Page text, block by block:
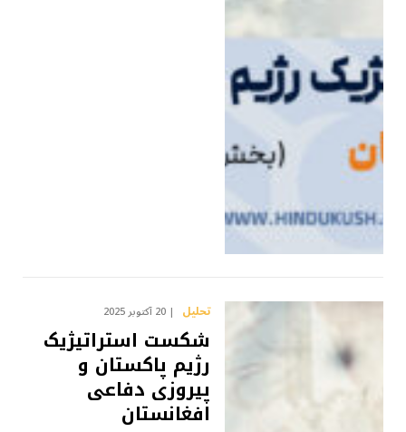
تحلیل 20 آکتوبر 2025
شکست استراتیژیک
رژیم پاکستان و
پیروزی دفاعی
افغانستان